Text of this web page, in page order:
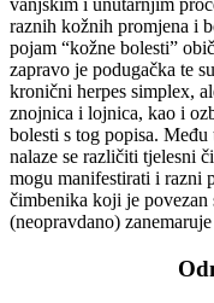
raznih kožnih promjena i
pojam “kožne bolesti”
zapravo je podugačka te
kronični herpes simplex,
znojnica i lojnica, kao i
bolesti s tog popisa.
nalaze se različiti tjelesni
mogu manifestirati i razni
čimbenika koji je povezan
(neopravdano)